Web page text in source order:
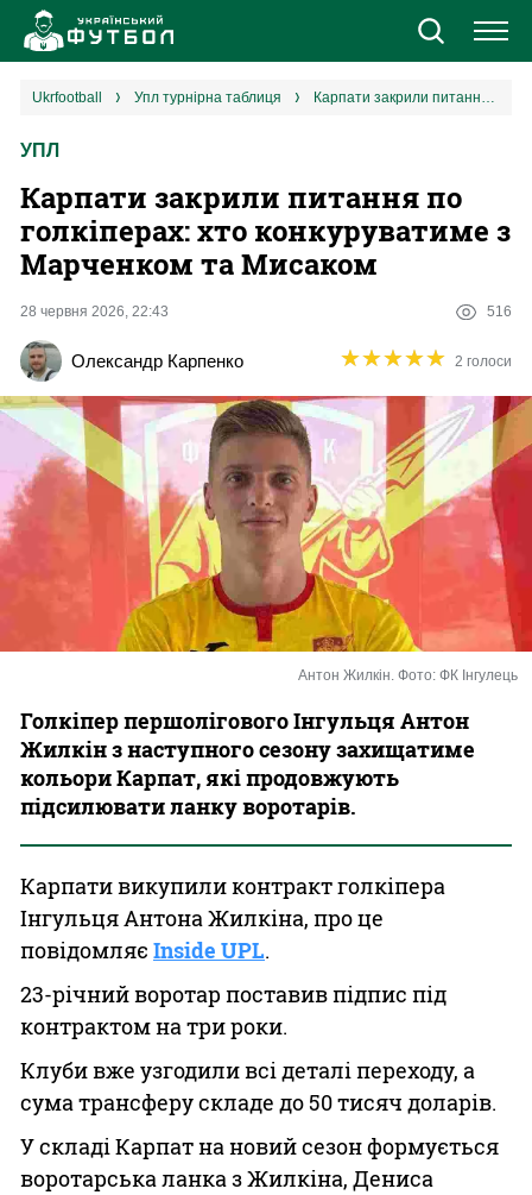
Новини
Єврокубки
УПЛ
2 ліга
Різне
Букмекери
Казино
ukrfootball упл турнірна таблиця Карпати закрили питання по голкіперах: хто конкуруватиме з Марченком та Мисаком
УПЛ
Карпати закрили питання по
голкіперах: хто конкуруватиме з
Марченком та Мисаком
28 червня 2026, 22:43 516
Олександр Карпенко ★★★★★
★★★★★ 2 голоси
Антон Жилкін. Фото: ФК Інгулець
Голкіпер першолігового Інгульця Антон
Жилкін з наступного сезону захищатиме
кольори Карпат, які продовжують
підсилювати ланку воротарів.
Карпати викупили контракт голкіпера
Інгульця Антона Жилкіна, про це
повідомляє Inside UPL.
23-річний воротар поставив підпис під
контрактом на три роки.
Клуби вже узгодили всі деталі переходу, а
сума трансферу складе до 50 тисяч доларів.
У складі Карпат на новий сезон формується
воротарська ланка з Жилкіна, Дениса